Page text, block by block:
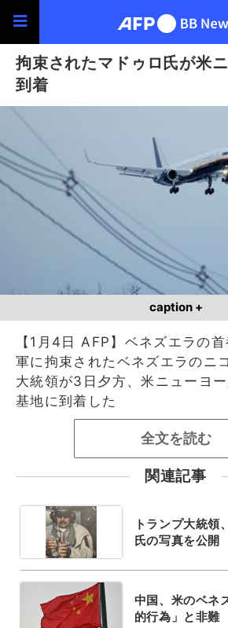
拘束されたマドゥロ氏が米
到着
caption +
【1月4日 AFP】ベネズエラの
軍に拘束されたベネズエラのニ
大統領が3日夕方、米ニューヨ
基地に到着した
全文を読む
関連記事
トランプ大統領
氏の写真を公開
中国、米のベネ
的行為」と非難